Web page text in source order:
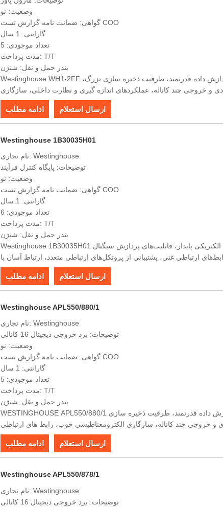
وضعیت: نو
گواهی: ضمانت نامه گزارش تست COO
گارانتی: 1 سال
تعداد موجودی: 5
مدت پرداخت: T/T
بندر حمل و نقل: شنژن
Westinghouse WH1-2FF دارای قابلیت های پردازش داده قدرتمند، ظرفیت ذخیره سازی بزرگ،
و خروجی چند کاناله، عملکردهای اندازه گیری و نظارت داخلی، سازگاری
حفاظت خوب، انتقال سیگنال راحت، دقت بالا، قابلیت اطمینان قوی و نصب
آسان است.
ادامه مطلب ارسال استعلام
Westinghouse 1B30035H01
نام تجاری: Westinghouse
توضیحات: پایگاه کنترل فرآیند
وضعیت: نو
گواهی: ضمانت نامه گزارش تست COO
گارانتی: 1 سال
تعداد موجودی: 6
مدت پرداخت: T/T
بندر حمل و نقل: شنژن
Westinghouse 1B30035H01 دارای ویژگی‌های الکتریکی پایدار، قابلیت‌های پردازش سیگنال
ارتباطی غنی، پشتیبانی از پروتکل‌های ارتباطی متعدد، ارتباط آسان با
ادامه مطلب ارسال استعلام
Westinghouse APL550/880/1
نام تجاری: Westinghouse
توضیحات: برد خروجی دیجیتال 16 کانالی
وضعیت: نو
گواهی: ضمانت نامه گزارش تست COO
گارانتی: 1 سال
تعداد موجودی: 5
مدت پرداخت: T/T
بندر حمل و نقل: شنژن
WESTINGHOUSE APL550/880/1 دارای قابلیت های پردازش داده قدرتمند، ظرفیت ذخیره سازی
و خروجی چند کاناله، سازگاری الکترومغناطیسی خوب، رابط های ارتباطی
چند پروتکلی، تسهیل انتقال سیگنال، دارای دقت بالا، قابلیت اطمینان قوی
و آسان برای نصب
ادامه مطلب ارسال استعلام
Westinghouse APL550/878/1
نام تجاری: Westinghouse
توضیحات: برد خروجی دیجیتال 16 کانالی